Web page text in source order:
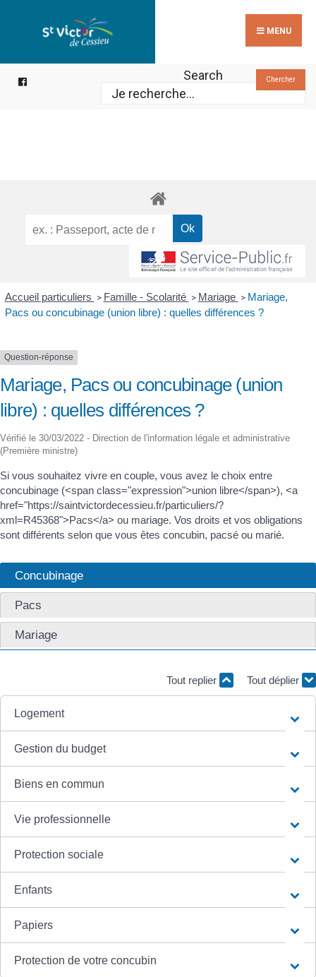
MENU
Search Chercher
Accueil particuliers > Famille - Scolarité > Mariage > Mariage,
Pacs ou concubinage (union libre) : quelles différences ?
Question-réponse
Mariage, Pacs ou concubinage (union
libre) : quelles différences ?
Vérifié le 30/03/2022 - Direction de l'information légale et administrative
(Première ministre)
Si vous souhaitez vivre en couple, vous avez le choix entre
concubinage (<span class="expression">union libre</span>), <a
href="https://saintvictordecessieu.fr/particuliers/?
xml=R45368">Pacs</a> ou mariage. Vos droits et vos obligations
sont différents selon que vous êtes concubin, pacsé ou marié.
Concubinage
Pacs
Mariage
Tout replier Tout déplier
Logement
Gestion du budget
Biens en commun
Vie professionnelle
Protection sociale
Enfants
Papiers
Protection de votre concubin
for: